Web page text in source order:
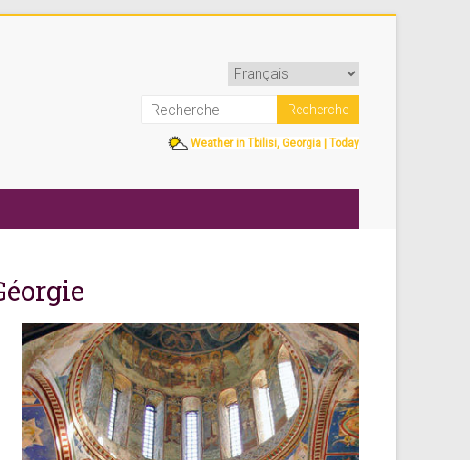
Weather in Tbilisi, Georgia | Today